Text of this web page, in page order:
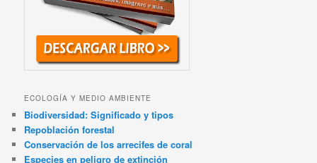
ECOLOGÍA Y MEDIO AMBIENTE
Biodiversidad: Significado y tipos
Repoblación forestal
Conservación de los arrecifes de coral
Especies en peligro de extinción